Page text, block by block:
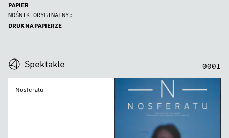
PAPIER
NOŚNIK ORYGINALNY:
DRUK NA PAPIERZE
Spektakle
0001
Nosferatu